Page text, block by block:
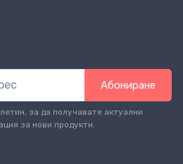
Абониране
за да получавате актуални
за нови продукти.